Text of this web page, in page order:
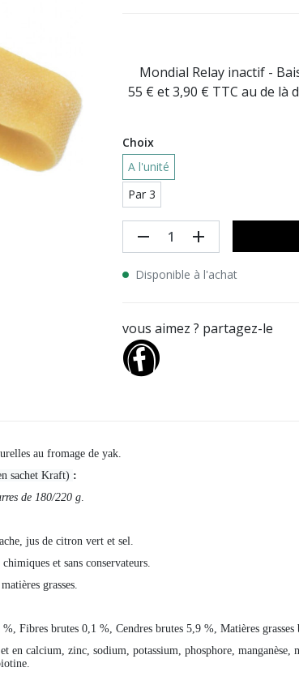
Mondial Relay inactif -
55 € et 3,90 € TTC au de là
Choix
A l'unité
Par 3
remove add
Disponible à l'achat
vous aimez ? partagez-le
au fromage de yak.
sachet Kraft) :
de 180/220 g
jus de citron vert et sel.
et sans conservateurs.
grasses.
Fibres brutes 0,1 %, Cendres brutes 5,9 %, Matières
et en calcium, zinc, sodium, potassium, phosphore,